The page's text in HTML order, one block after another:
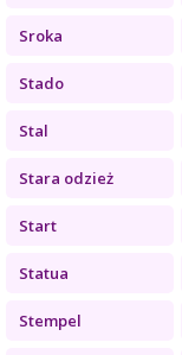
Sroka
Stado
Stal
Stara odzież
Start
Statua
Stempel